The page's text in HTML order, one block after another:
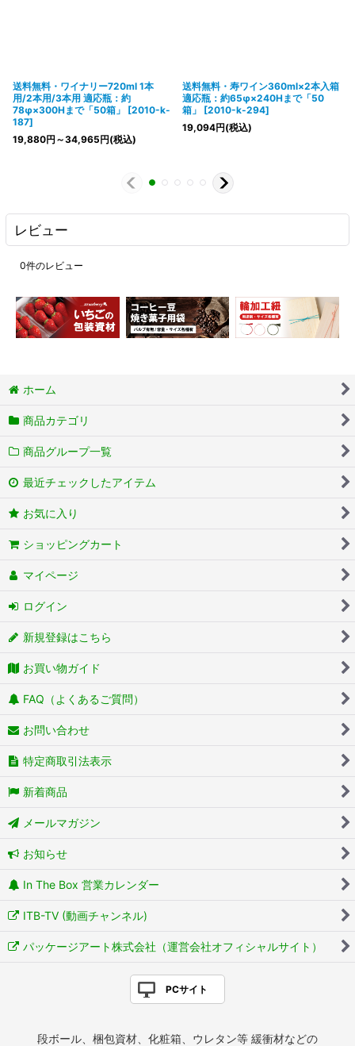
送料無料・ワイナリー720ml 1本
用/2本用/3本用 適応瓶：約
78φ×300Hまで「50箱」
[2010-k-
187]
19,880円 ～34,965円(税込)
送料無料・寿ワイン360ml×2本入箱
適応瓶：約65φ×240Hまで「50
箱」
[2010-k-294]
19,094円(税込)
レビュー
0件のレビュー
ホーム
商品カテゴリ
商品グループ一覧
最近チェックしたアイテム
お気に入り
ショッピングカート
マイページ
ログイン
新規登録はこちら
お買い物ガイド
FAQ（よくあるご質問）
お問い合わせ
特定商取引法表示
新着商品
メールマガジン
お知らせ
In The Box 営業カレンダー
ITB-TV (動画チャンネル)
パッケージアート株式会社（運営会社オフィシャルサイト）
PCサイト
段ボール、梱包資材、化粧箱、ウレタン等 緩衝材などの